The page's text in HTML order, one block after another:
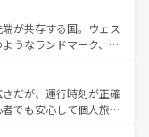
ンス、プロヴァンスの
楽しみ方が可能だ。さ
れており、どの街角に
く異なる文化を体験で
ランス情報はコンテンツ一覧
飽きることがない。ベ
のアルプスの絶景、そ
た風景は必見。ビール
なお、新着の
照してほしい。
が共存する国。ウェス
うなランドマーク、歴
、優雅なアフタヌーン
英国パブ、サッカー観
も豊富。イギリスを旅
だが、運行時刻が正確
でも安心して個人旅行